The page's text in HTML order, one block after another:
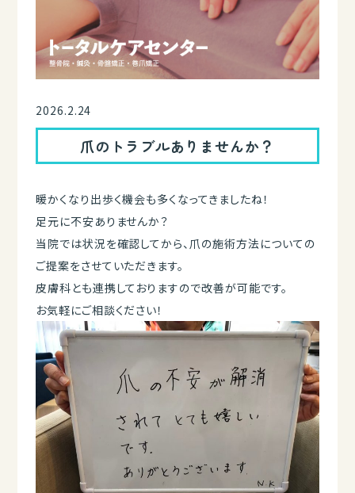
2026.2.24
爪のトラブルありませんか？
暖かくなり出歩く機会も多くなってきましたね！
足元に不安ありませんか？
当院では状況を確認してから、爪の施術方法についての
ご提案をさせていただきます。
皮膚科とも連携しておりますので改善が可能です。
お気軽にご相談ください！